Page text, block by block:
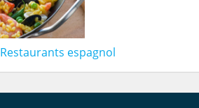
Restaurants espagnol